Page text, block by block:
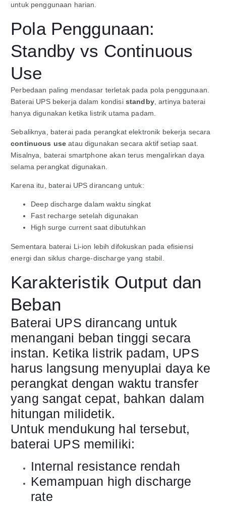
untuk penggunaan harian.
Pola Penggunaan:
Standby vs Continuous
Use
Perbedaan paling mendasar terletak pada pola penggunaan.
Baterai UPS bekerja dalam kondisi standby, artinya baterai
hanya digunakan ketika listrik utama padam.
Sebaliknya, baterai pada perangkat elektronik bekerja secara
continuous use atau digunakan secara aktif setiap saat.
Misalnya, baterai smartphone akan terus mengalirkan daya
selama perangkat digunakan.
Karena itu, baterai UPS dirancang untuk:
Deep discharge dalam waktu singkat
Fast recharge setelah digunakan
High surge current saat dibutuhkan
Sementara baterai Li-ion lebih difokuskan pada efisiensi
energi dan siklus charge-discharge yang stabil.
Karakteristik Output dan
Beban
Baterai UPS dirancang untuk
menangani beban tinggi secara
instan. Ketika listrik padam, UPS
harus langsung menyuplai daya ke
perangkat dengan waktu transfer
yang sangat cepat, bahkan dalam
hitungan milidetik.
Untuk mendukung hal tersebut,
baterai UPS memiliki:
Internal resistance rendah
Kemampuan high discharge
rate